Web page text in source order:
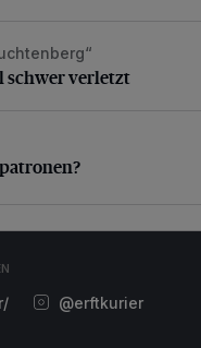
verletzt
schwer verletzt
@erftkurier